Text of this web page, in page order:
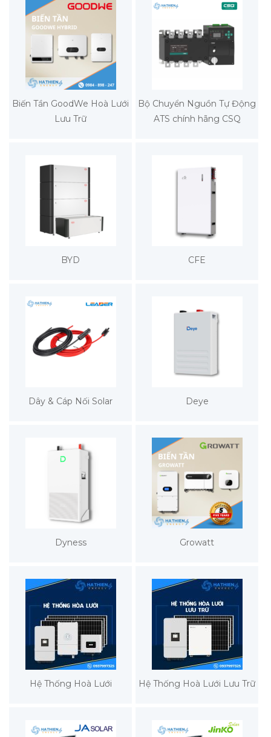
Biến Tần GoodWe Hoà Lưới
Lưu Trữ
Bộ Chuyển Nguồn Tự Động
ATS chính hãng CSQ
BYD CFE
Dây & Cáp Nối Solar Deye
Dyness Growatt
Hệ Thống Hoà Lưới Hệ Thống Hoà Lưới Lưu Trữ